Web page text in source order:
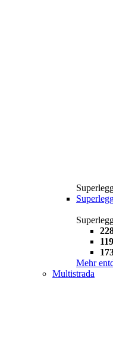
Mehr
Multistrada